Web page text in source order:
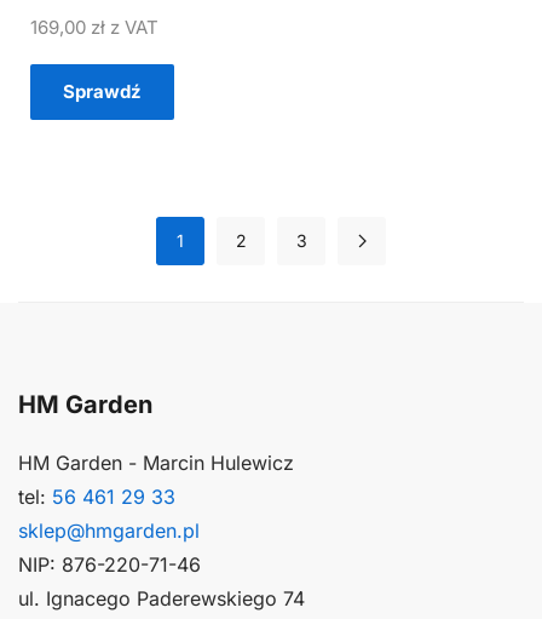
169,00 zł z VAT
Sprawdź
1 2 3
HM Garden
HM Garden - Marcin Hulewicz
tel: 56 461 29 33
sklep@hmgarden.pl
NIP: 876-220-71-46
ul. Ignacego Paderewskiego 74